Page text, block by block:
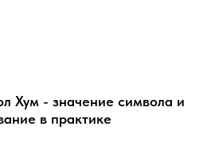
Хум - значение символа и
в практике